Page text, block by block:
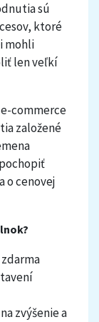
sú
ktoré
mohli
len veľkí
commerce
založené
o cenovej
zvýšenie a